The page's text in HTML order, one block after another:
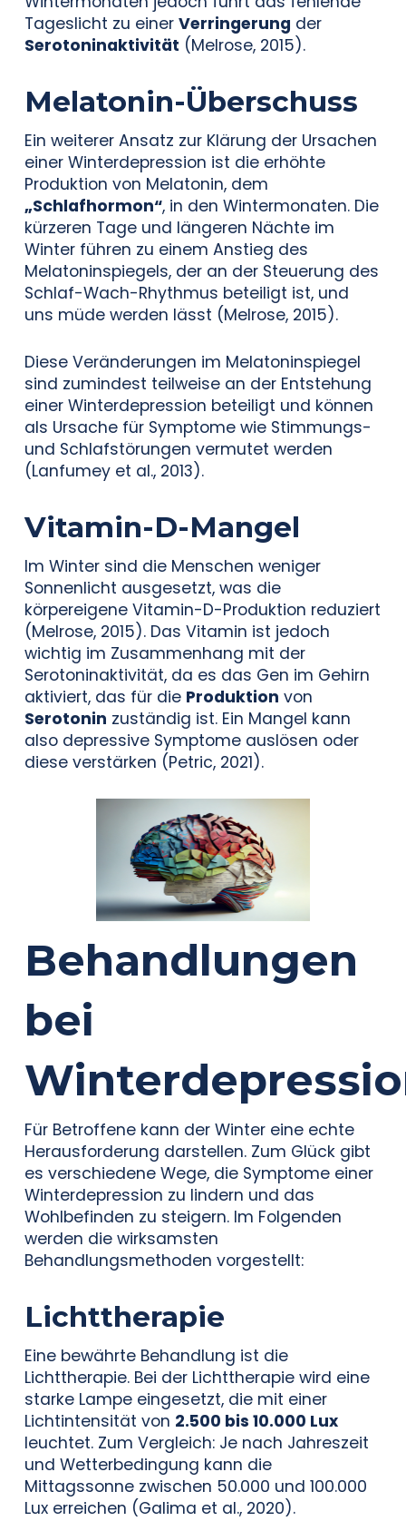
Tageslicht zu einer Verringerung der
Serotoninaktivität (Melrose, 2015).
Melatonin-Überschuss
Ein weiterer Ansatz zur Klärung der Ursachen
einer Winterdepression ist die erhöhte
Produktion von Melatonin, dem
„Schlafhormon“, in den Wintermonaten. Die
kürzeren Tage und längeren Nächte im
Winter führen zu einem Anstieg des
Melatoninspiegels, der an der Steuerung des
Schlaf-Wach-Rhythmus beteiligt ist, und
uns müde werden lässt (Melrose, 2015).
Diese Veränderungen im Melatoninspiegel
sind zumindest teilweise an der Entstehung
einer Winterdepression beteiligt und können
als Ursache für Symptome wie Stimmungs-
und Schlafstörungen vermutet werden
(Lanfumey et al., 2013).
Vitamin-D-Mangel
Im Winter sind die Menschen weniger
Sonnenlicht ausgesetzt, was die
körpereigene Vitamin-D-Produktion reduziert
(Melrose, 2015). Das Vitamin ist jedoch
wichtig im Zusammenhang mit der
Serotoninaktivität, da es das Gen im Gehirn
aktiviert, das für die Produktion von
Serotonin zuständig ist. Ein Mangel kann
also depressive Symptome auslösen oder
diese verstärken (Petric, 2021).
Behandlungen
bei
Für Betroffene kann der Winter eine echte
Herausforderung darstellen. Zum Glück gibt
es verschiedene Wege, die Symptome einer
Winterdepression zu lindern und das
Wohlbefinden zu steigern. Im Folgenden
werden die wirksamsten
Behandlungsmethoden vorgestellt:
Lichttherapie
Eine bewährte Behandlung ist die
Lichttherapie. Bei der Lichttherapie wird eine
starke Lampe eingesetzt, die mit einer
Lichtintensität von 2.500 bis 10.000 Lux
leuchtet. Zum Vergleich: Je nach Jahreszeit
und Wetterbedingung kann die
Mittagssonne zwischen 50.000 und 100.000
Lux erreichen (Galima et al., 2020).